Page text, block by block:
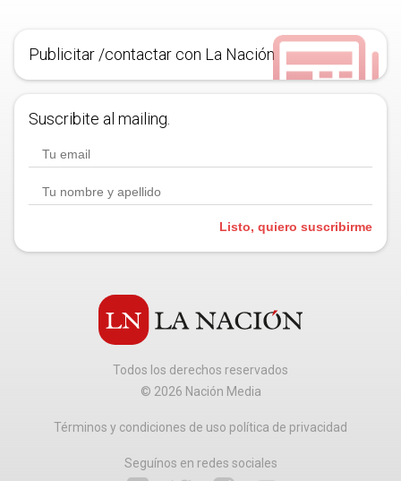
Publicitar /contactar con La Nación
Suscribite al mailing.
Listo, quiero suscribirme
Todos los derechos reservados
© 2026 Nación Media
Términos y condiciones de uso política de privacidad
Seguínos en redes sociales